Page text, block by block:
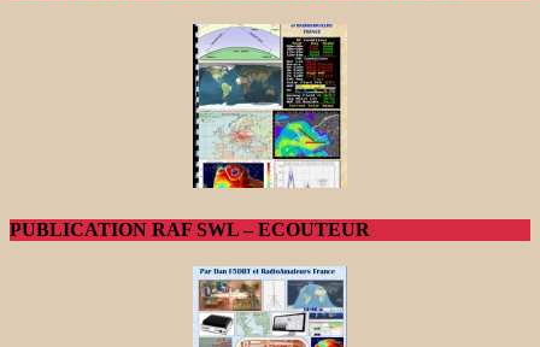
PUBLICATION RAF SWL – ECOUTEUR